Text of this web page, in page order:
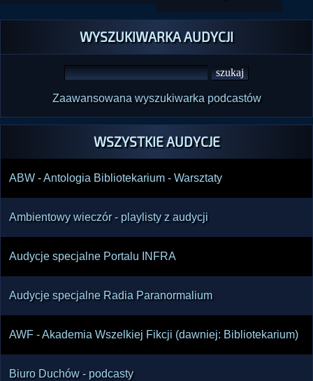
WYSZUKIWARKA AUDYCJI
Zaawansowana wyszukiwarka podcastów
WSZYSTKIE AUDYCJE
ABW - Antologia Bibliotekarium - Warsztaty
Ambientowy wieczór - playlisty z audycji
Audycje specjalne Portalu INFRA
Audycje specjalne Radia Paranormalium
AWF - Akademia Wszelkiej Fikcji (dawniej: Bibliotekarium)
Biuro Duchów - podcasty